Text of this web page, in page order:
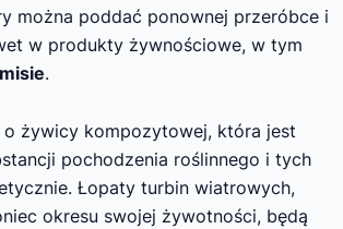
można poddać ponownej przeróbce i
w produkty żywnościowe, w tym
.
o żywicy kompozytowej, która jest
pochodzenia roślinnego i tych
Łopaty turbin wiatrowych,
okresu swojej żywotności, będą